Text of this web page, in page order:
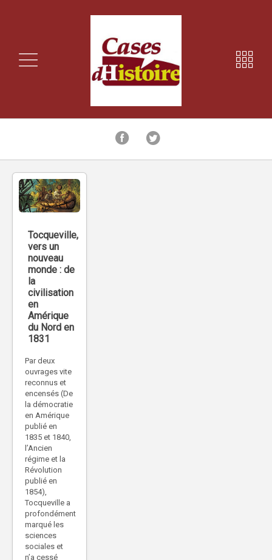
Tocqueville,
vers un
nouveau
monde : de
la
civilisation
en
Amérique
du Nord en
1831
Par deux
ouvrages vite
reconnus et
encensés (De
la démocratie
en Amérique
publié en
1835 et 1840,
l’Ancien
régime et la
Révolution
publié en
1854),
Tocqueville a
profondément
marqué les
sciences
sociales et
n’a cessé